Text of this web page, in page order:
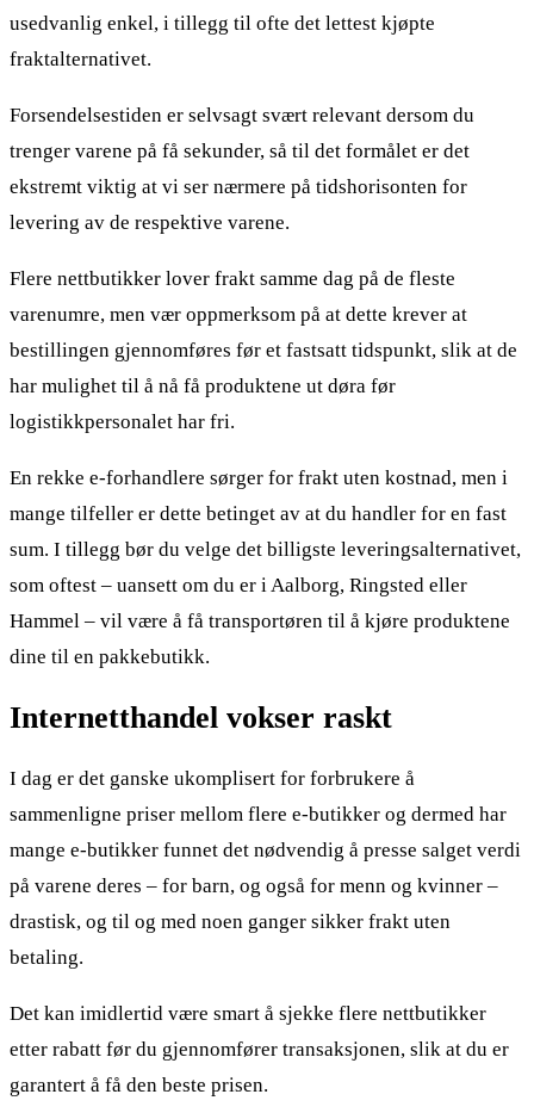
usedvanlig enkel, i tillegg til ofte det lettest kjøpte
fraktalternativet.
Forsendelsestiden er selvsagt svært relevant dersom du
trenger varene på få sekunder, så til det formålet er det
ekstremt viktig at vi ser nærmere på tidshorisonten for
levering av de respektive varene.
Flere nettbutikker lover frakt samme dag på de fleste
varenumre, men vær oppmerksom på at dette krever at
bestillingen gjennomføres før et fastsatt tidspunkt, slik at de
har mulighet til å nå få produktene ut døra før
logistikkpersonalet har fri.
En rekke e-forhandlere sørger for frakt uten kostnad, men i
mange tilfeller er dette betinget av at du handler for en fast
sum. I tillegg bør du velge det billigste leveringsalternativet,
som oftest – uansett om du er i Aalborg, Ringsted eller
Hammel – vil være å få transportøren til å kjøre produktene
dine til en pakkebutikk.
Internetthandel vokser raskt
I dag er det ganske ukomplisert for forbrukere å
sammenligne priser mellom flere e-butikker og dermed har
mange e-butikker funnet det nødvendig å presse salget verdi
på varene deres – for barn, og også for menn og kvinner –
drastisk, og til og med noen ganger sikker frakt uten
betaling.
Det kan imidlertid være smart å sjekke flere nettbutikker
etter rabatt før du gjennomfører transaksjonen, slik at du er
garantert å få den beste prisen.